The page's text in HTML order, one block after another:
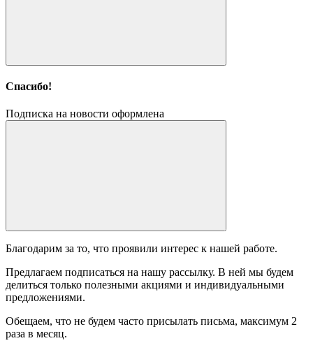
Спасибо!
Подписка на новости оформлена
Благодарим за то, что проявили интерес к нашей работе.
Предлагаем подписаться на нашу рассылку. В ней мы будем
делиться только полезными акциями и индивидуальными
предложениями.
Обещаем, что не будем часто присылать письма, максимум 2
раза в месяц.